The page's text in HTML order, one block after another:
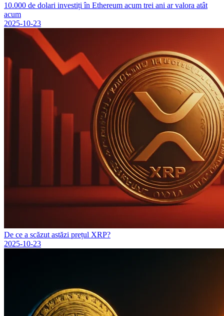
10.000 de dolari investiți în Ethereum acum trei ani ar valora atât
acum
2025-10-23
De ce a scăzut astăzi prețul XRP?
2025-10-23